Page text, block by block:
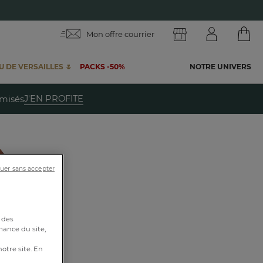
Mon offre courrier
DE VERSAILLES 🌷 PACKS -50% NOTRE UNIVERS
J'EN PROFITE
du site,
site. En
sans accepter